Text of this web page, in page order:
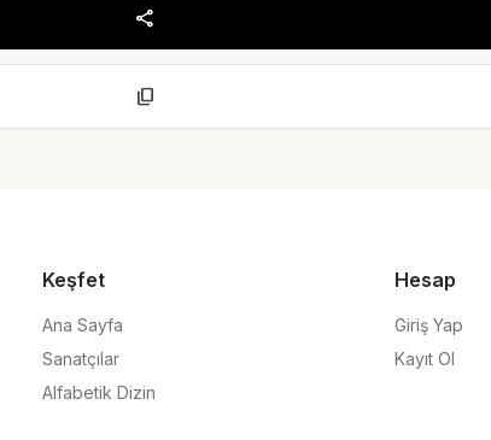
share
content_copy
Keşfet
Ana Sayfa
Sanatçılar
Alfabetik Dizin
Hesap
Giriş Yap
Kayıt Ol